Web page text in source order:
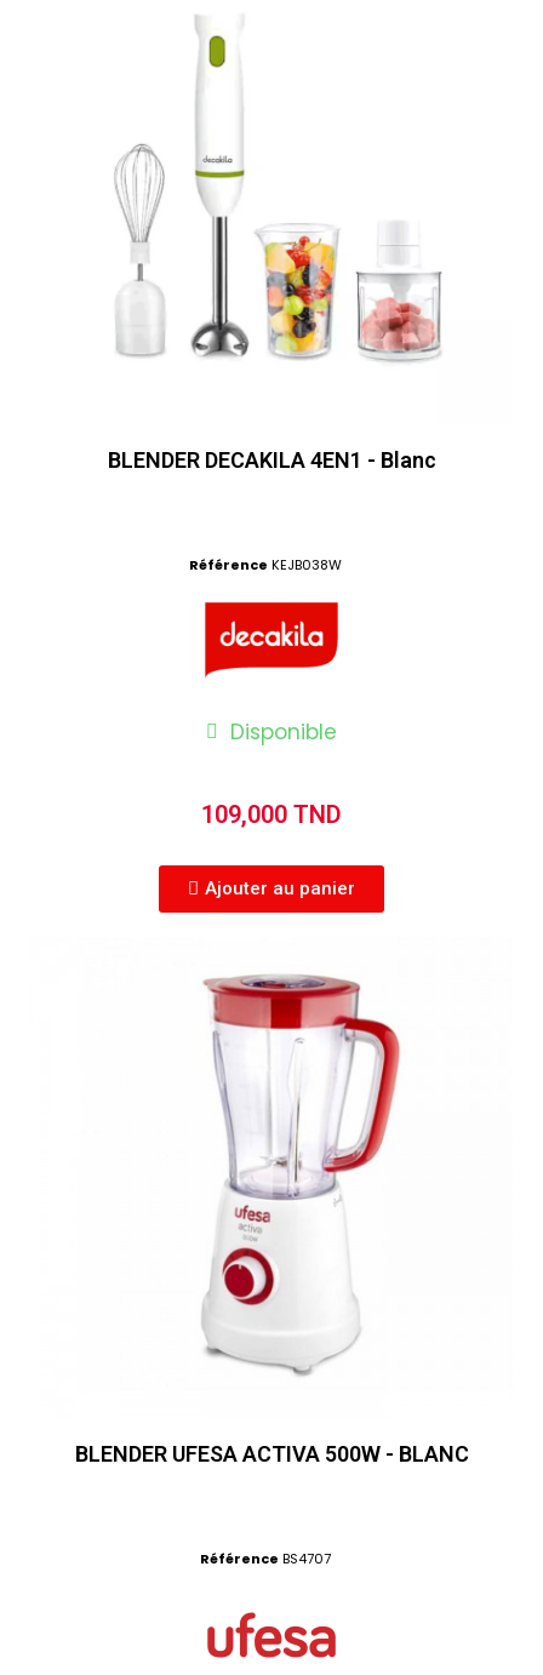
BLENDER DECAKILA 4EN1 - Blanc
Référence KEJB038W
Disponible
109,000 TND
Ajouter au panier
BLENDER UFESA ACTIVA 500W - BLANC
Référence BS4707